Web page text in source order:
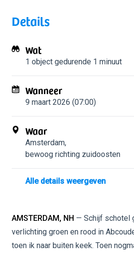
Details
Wat
1 object gedurende 1 minuut
Wanneer
9 maart 2026 (07:00)
Waar
Amsterdam,
bewoog richting zuidoosten
Alle details weergeven
AMSTERDAM, NH — Schijf schotel
verlichting groen en rood in
toen ik naar buiten keek. Toen